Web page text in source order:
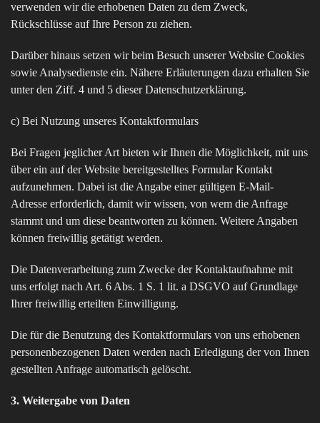
verwenden wir die erhobenen Daten zu dem Zweck,
Rückschlüsse auf Ihre Person zu ziehen.
Darüber hinaus setzen wir beim Besuch unserer Website Cookies
sowie Analysedienste ein. Nähere Erläuterungen dazu erhalten Sie
unter den Ziff. 4 und 5 dieser Datenschutzerklärung.
c) Bei Nutzung unseres Kontaktformulars
Bei Fragen jeglicher Art bieten wir Ihnen die Möglichkeit, mit uns
über ein auf der Website bereitgestelltes Formular Kontakt
aufzunehmen. Dabei ist die Angabe einer gültigen E-Mail-
Adresse erforderlich, damit wir wissen, von wem die Anfrage
stammt und um diese beantworten zu können. Weitere Angaben
können freiwillig getätigt werden.
Die Datenverarbeitung zum Zwecke der Kontaktaufnahme mit
uns erfolgt nach Art. 6 Abs. 1 S. 1 lit. a DSGVO auf Grundlage
Ihrer freiwillig erteilten Einwilligung.
Die für die Benutzung des Kontaktformulars von uns erhobenen
personenbezogenen Daten werden nach Erledigung der von Ihnen
gestellten Anfrage automatisch gelöscht.
3. Weitergabe von Daten